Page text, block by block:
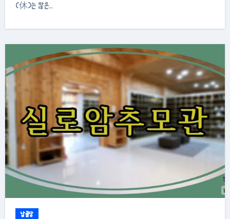
(休)는 많은…
납골당